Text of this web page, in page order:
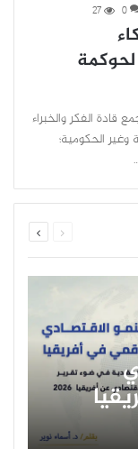
0
27
الفكر والخبراء
وغير الحكومية؛